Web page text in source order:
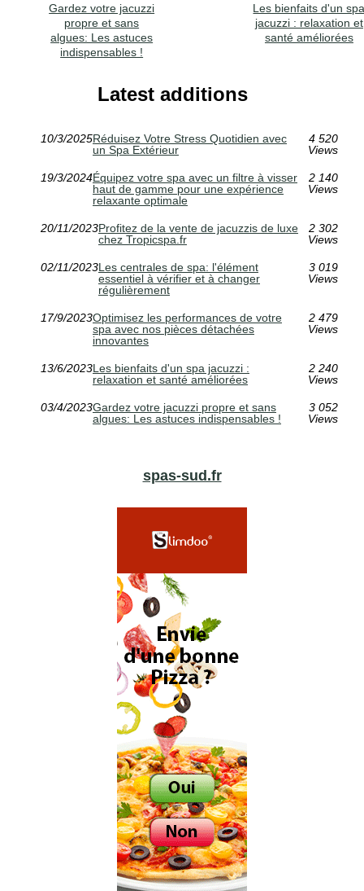
Gardez votre jacuzzi
propre et sans
algues: Les astuces
indispensables !
Les bienfaits d'un
jacuzzi : relaxation et
santé améliorées
Latest additions
10/3/2025Réduisez Votre Stress Quotidien avec
un Spa Extérieur
4 520
Views
19/3/2024Équipez votre spa avec un filtre à visser
haut de gamme pour une expérience
relaxante optimale
2 140
Views
20/11/2023Profitez de la vente de jacuzzis de luxe
chez Tropicspa.fr
2 302
Views
02/11/2023Les centrales de spa: l'élément
essentiel à vérifier et à changer
régulièrement
3 019
Views
17/9/2023Optimisez les performances de votre
spa avec nos pièces détachées
innovantes
2 479
Views
13/6/2023Les bienfaits d'un spa jacuzzi :
relaxation et santé améliorées
2 240
Views
03/4/2023Gardez votre jacuzzi propre et sans
algues: Les astuces indispensables !
3 052
Views
spas-sud.fr